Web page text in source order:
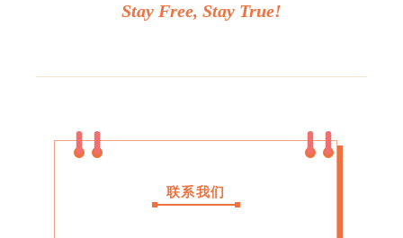
Stay Free, Stay True!
联系我们